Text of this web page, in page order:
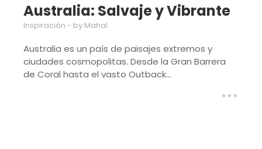
Australia: Salvaje y Vibrante
Inspiración - by Mahal
Australia es un país de paisajes extremos y
ciudades cosmopolitas. Desde la Gran Barrera
de Coral hasta el vasto Outback...